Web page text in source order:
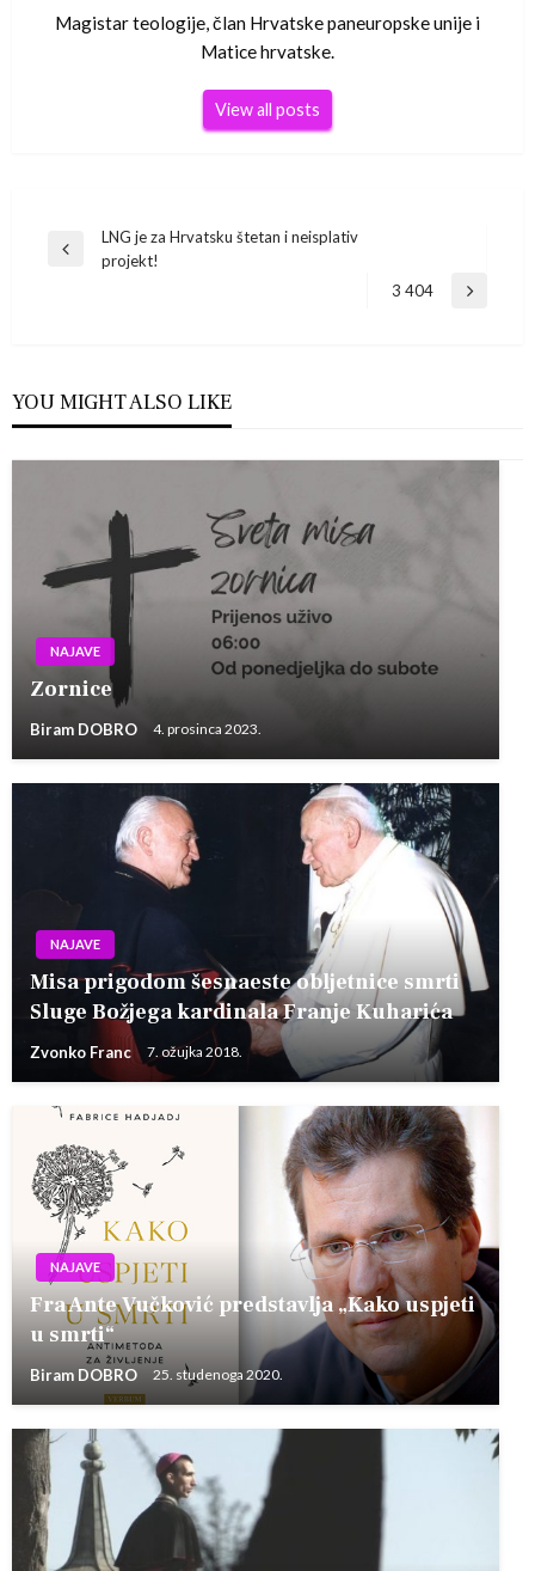
Magistar teologije, član Hrvatske paneuropske unije i
Matice hrvatske.
View all posts
Navigacija
Previous
LNG je za Hrvatsku štetan i neisplativ
projekt!
Next
3 404
YOU MIGHT ALSO LIKE
NAJAVE
Zornice
Biram DOBRO 4. prosinca 2023.
NAJAVE
Misa prigodom šesnaeste obljetnice smrti
Sluge Božjega kardinala Franje Kuharića
Zvonko Franc 7. ožujka 2018.
NAJAVE
Fra Ante Vučković predstavlja „Kako uspjeti
u smrti“
Biram DOBRO 25. studenoga 2020.